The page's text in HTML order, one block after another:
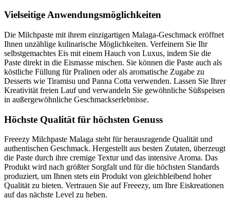
Vielseitige Anwendungsmöglichkeiten
Die Milchpaste mit ihrem einzigartigen Malaga-Geschmack eröffnet
Ihnen unzählige kulinarische Möglichkeiten. Verfeinern Sie Ihr
selbstgemachtes Eis mit einem Hauch von Luxus, indem Sie die
Paste direkt in die Eismasse mischen. Sie können die Paste auch als
köstliche Füllung für Pralinen oder als aromatische Zugabe zu
Desserts wie Tiramisu und Panna Cotta verwenden. Lassen Sie Ihrer
Kreativität freien Lauf und verwandeln Sie gewöhnliche Süßspeisen
in außergewöhnliche Geschmackserlebnisse.
Höchste Qualität für höchsten Genuss
Freeezy Milchpaste Malaga steht für herausragende Qualität und
authentischen Geschmack. Hergestellt aus besten Zutaten, überzeugt
die Paste durch ihre cremige Textur und das intensive Aroma. Das
Produkt wird nach größter Sorgfalt und für die höchsten Standards
produziert, um Ihnen stets ein Produkt von gleichbleibend hoher
Qualität zu bieten. Vertrauen Sie auf Freeezy, um Ihre Eiskreationen
auf das nächste Level zu heben.